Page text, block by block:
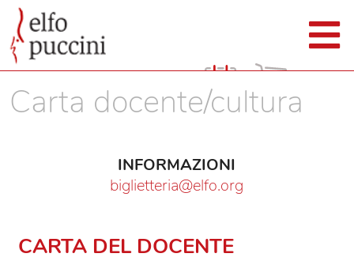
Carta docente/cultura
INFORMAZIONI
biglietteria@elfo.org
CARTA DEL DOCENTE